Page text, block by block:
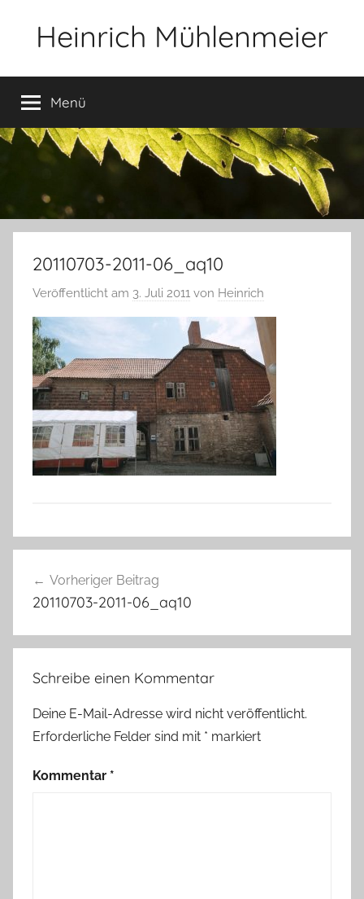
Heinrich Mühlenmeier
Glauben,
Umwelt,
Fotografie,
Menü
20110703-2011-06_aq10
Veröffentlicht am 3. Juli 2011 von Heinrich
Vorheriger Beitrag
20110703-2011-06_aq10
Schreibe einen Kommentar
Deine E-Mail-Adresse wird nicht veröffentlicht.
Erforderliche Felder sind mit * markiert
Kommentar *